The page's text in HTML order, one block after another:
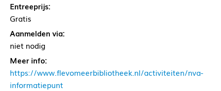
Entreeprijs:
Gratis
Aanmelden via:
niet nodig
Meer info:
https://www.flevomeerbibliotheek.nl/activiteiten/nva-
informatiepunt